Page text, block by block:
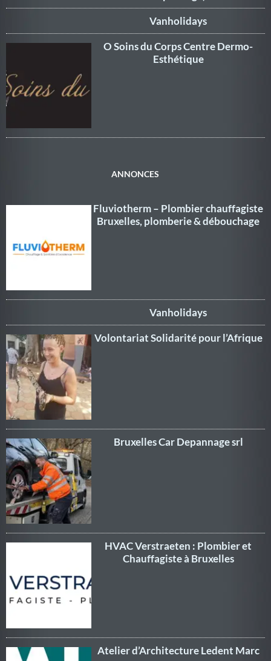
Vanholidays
O Soins du Corps Centre Dermo-
Esthétique
ANNONCES
Fluviotherm – Plombier chauffagiste
Bruxelles, plomberie & débouchage
Vanholidays
Volontariat Solidarité pour l’Afrique
Bruxelles Car Depannage srl
HVAC Verstraeten : Plombier et
Chauffagiste à Bruxelles
Atelier d’Architecture Ledent Marc